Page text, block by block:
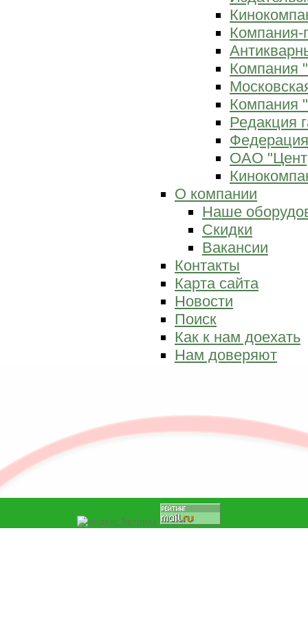
Компания-
Компания
Компания
Редакция
ОАО
О компании
Наше
Скидки
Вакансии
Контакты
Карта сайта
Новости
Поиск
Как к нам доехать
Нам доверяют